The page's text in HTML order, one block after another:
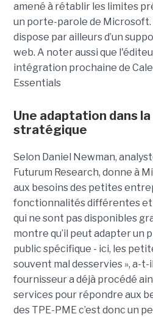
amené à rétablir les limites
un porte-parole de Microsoft.
dispose par ailleurs d’un
web. A noter aussi que
intégration prochaine de
Essentials
Une adaptation dans
stratégique
Selon Daniel Newman,
Futurum Research, donne à
aux besoins des petites
fonctionnalités différentes et
qui ne sont pas disponibles
montre qu’il peut adapter un
public spécifique - ici, les
souvent mal desservies », a-t-
fournisseur a déjà procédé
services pour répondre aux
des TPE-PME c’est donc un